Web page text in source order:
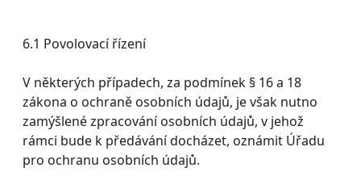
6.1 Povolovací řízení
V některých případech, za podmínek § 16 a 18
zákona o ochraně osobních údajů, je však nutno
zamýšlené zpracování osobních údajů, v jehož
rámci bude k předávání docházet, oznámit Úřadu
pro ochranu osobních údajů.